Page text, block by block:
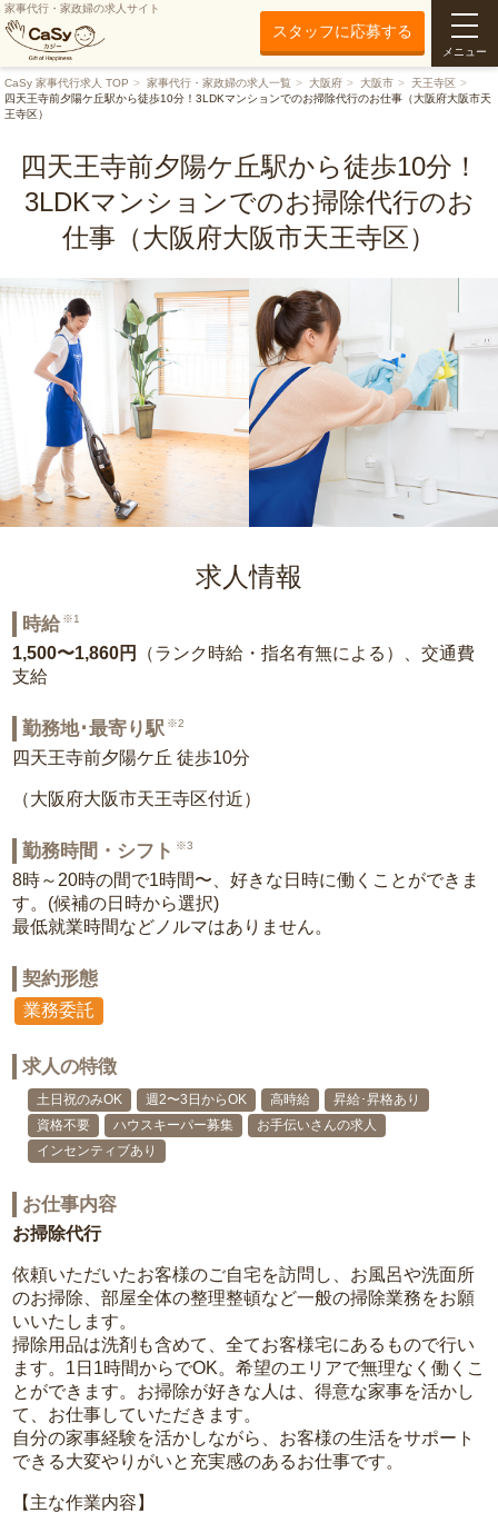
家事代行・家政婦の求人サイト
スタッフに応募する
メニュー
CaSy 家事代行求人 TOP 家事代行・家政婦の求人一覧 大阪府 大阪市
天王寺区
四天王寺前夕陽ケ丘駅から徒歩10分！3LDKマンションでのお掃除代行のお仕事（大阪府大阪市天
王寺区）
四天王寺前夕陽ケ丘駅から徒歩10分！
3LDKマンションでのお掃除代行のお
仕事（大阪府大阪市天王寺区）
求人情報
時給 ※1
1,500〜1,860円
（ランク時給・指名有無による）、交通費
支給
勤務地･最寄り駅 ※2
四天王寺前夕陽ケ丘 徒歩10分
（大阪府大阪市天王寺区付近）
勤務時間・シフト ※3
8時～20時の間で1時間〜、好きな日時に働くことができま
す。(候補の日時から選択)
最低就業時間などノルマはありません。
契約形態
業務委託
求人の特徴
土日祝のみOK 週2〜3日からOK 高時給
昇給･昇格あり
資格不要
ハウスキーパー募集
お手伝いさんの求人
インセンティブあり
お仕事内容
お掃除代行
依頼いただいたお客様のご自宅を訪問し、お風呂や洗面所
のお掃除、部屋全体の整理整頓など一般の掃除業務をお願
いいたします。
掃除用品は洗剤も含めて、全てお客様宅にあるもので行い
ます。1日1時間からでOK。希望のエリアで無理なく働くこ
とができます。お掃除が好きな人は、得意な家事を活かし
て、お仕事していただきます。
自分の家事経験を活かしながら、お客様の生活をサポート
できる大変やりがいと充実感のあるお仕事です。
【主な作業内容】